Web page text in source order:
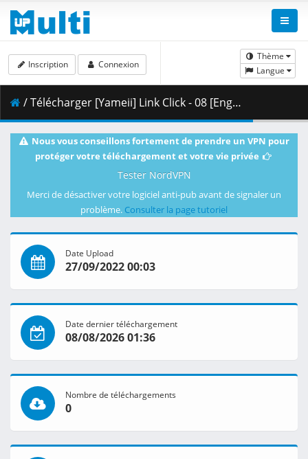
Thème
Langue
Inscription Connexion
/ Télécharger [Yameii] Link Click - 08 [English Dub] [WEB-DL 1080p] [3374E09A].mkv.002 ( 359.38 MB )
Nous vous conseillons fortement de prendre un VPN pour
protéger votre téléchargement et votre vie privée
Tester NordVPN
Merci de désactiver votre logiciel anti-pub avant de signaler un
problème. Consulter la page tutoriel
Date Upload
27/09/2022 00:03
Date dernier téléchargement
08/08/2026 01:36
Nombre de téléchargements
0